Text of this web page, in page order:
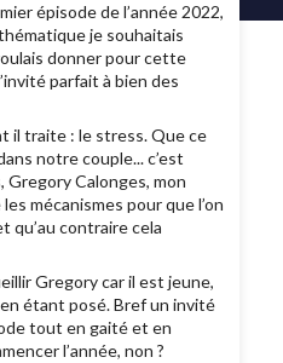
épisode de l’année 2022,
je souhaitais
donner pour cette
parfait à bien des
il traite : le stress. Que ce
notre couple... c’est
Gregory Calonges, mon
mécanismes pour que l’on
qu’au contraire cela
Gregory car il est jeune,
étant posé. Bref un invité
tout en gaité et en
l’année, non ?